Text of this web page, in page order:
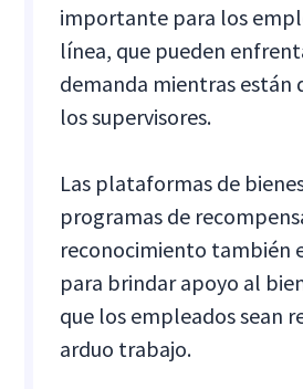
importante para los
línea, que pueden
demanda mientras están
los supervisores.
Las plataformas de
programas de
reconocimiento también
para brindar apoyo al
que los empleados sean
arduo trabajo.